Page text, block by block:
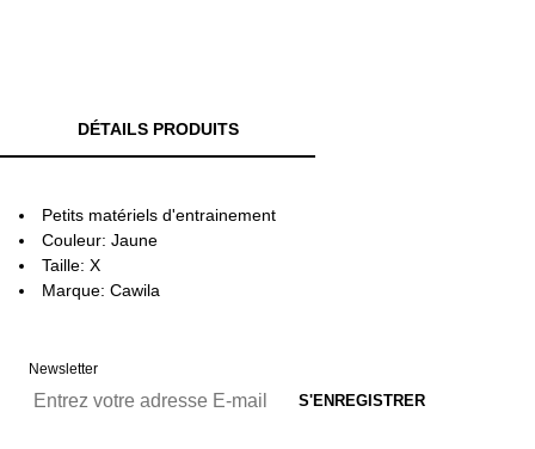
DÉTAILS PRODUITS
Petits matériels d'entrainement
Couleur: Jaune
Taille: X
Marque: Cawila
Newsletter